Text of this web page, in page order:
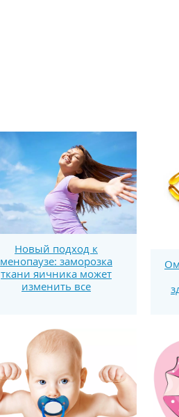
Новый подход к
менопаузе: заморозка
ткани яичника может
изменить все